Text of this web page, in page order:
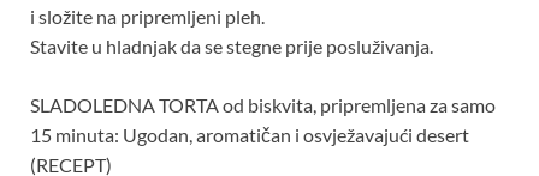
i složite na pripremljeni pleh.
Stavite u hladnjak da se stegne prije posluživanja.
SLADOLEDNA TORTA od biskvita, pripremljena za samo
15 minuta: Ugodan, aromatičan i osvježavajući desert
(RECEPT)